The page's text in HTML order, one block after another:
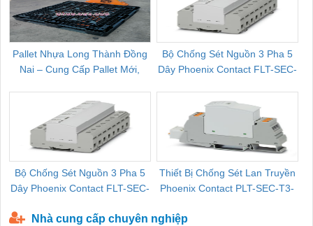
Pallet Nhựa Long Thành Đồng
Nai – Cung Cấp Pallet Mới,
Bộ Chống Sét Nguồn 3 Pha 5
Dây Phoenix Contact FLT-SEC-
Bộ Chống Sét Nguồn 3 Pha 5
Dây Phoenix Contact FLT-SEC-
Thiết Bị Chống Sét Lan Truyền
Phoenix Contact PLT-SEC-T3-
Nhà cung cấp chuyên nghiệp